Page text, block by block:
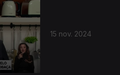
15 nov. 2024